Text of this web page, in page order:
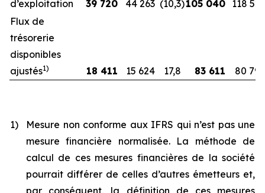
d’exploitation
39 720 44 263 (10,3)105 040 118 526
Flux de
trésorerie
disponibles
ajustés1) 18 411 15 624 17,8 83 611 80 794
1)
Mesure non conforme aux IFRS qui n’est pas une
mesure financière normalisée. La méthode de
calcul de ces mesures financières de la société
pourrait différer de celles d’autres émetteurs et,
par conséquent, la définition de ces mesures